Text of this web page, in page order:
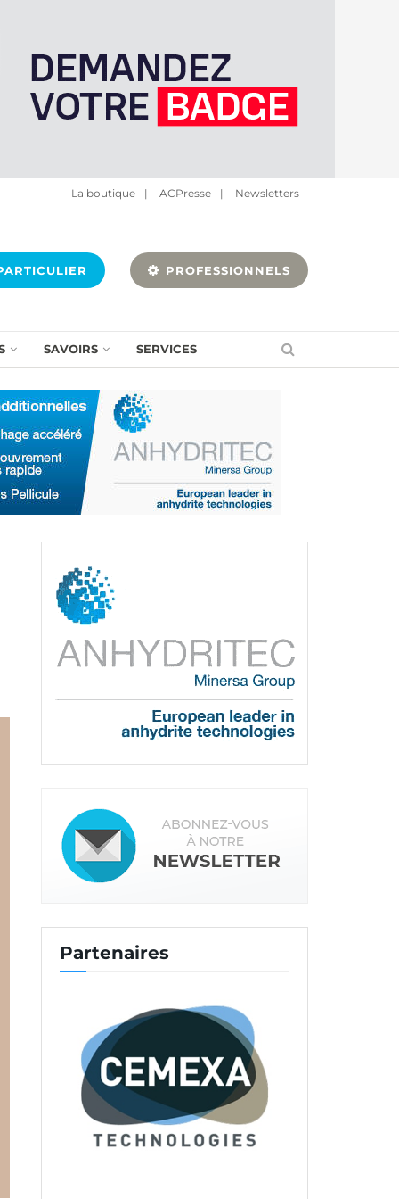
La boutique | ACPresse | Newsletters
PROFESSIONNELS
SAVOIRS SERVICES
Partenaires